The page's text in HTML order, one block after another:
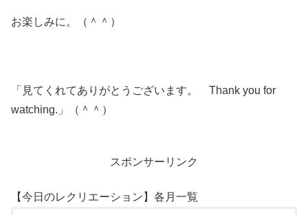
お楽しみに。（＾＾）
「見てくれてありがとうございます。 Thank you for
watching.」（＾＾）
スポンサーリンク
【今日のレクリエーション】各月一覧